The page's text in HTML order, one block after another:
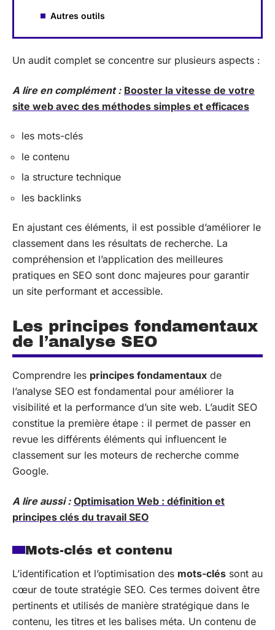
Autres outils
Un audit complet se concentre sur plusieurs aspects :
A lire en complément : Booster la vitesse de votre
site web avec des méthodes simples et efficaces
les mots-clés
le contenu
la structure technique
les backlinks
En ajustant ces éléments, il est possible d’améliorer le
classement dans les résultats de recherche. La
compréhension et l’application des meilleures
pratiques en SEO sont donc majeures pour garantir
un site performant et accessible.
Les principes fondamentaux
de l’analyse SEO
Comprendre les principes fondamentaux de
l’analyse SEO est fondamental pour améliorer la
visibilité et la performance d’un site web. L’audit SEO
constitue la première étape : il permet de passer en
revue les différents éléments qui influencent le
classement sur les moteurs de recherche comme
Google.
A lire aussi : Optimisation Web : définition et
principes clés du travail SEO
Mots-clés et contenu
L’identification et l’optimisation des mots-clés sont au
cœur de toute stratégie SEO. Ces termes doivent être
pertinents et utilisés de manière stratégique dans le
contenu, les titres et les balises méta. Un contenu de